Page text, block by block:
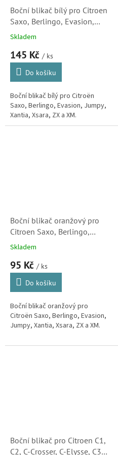
Boční blikač bílý pro Citroen
Saxo, Berlingo, Evasion,
Jumpy, Xantia, Xsara, ZX,
S2
Skladem
145 Kč / ks
Do košíku
Boční blikač bílý pro Citroën
Saxo, Berlingo, Evasion, Jumpy,
Xantia, Xsara, ZX a XM.
Boční blikač oranžový pro
Citroen Saxo, Berlingo,
Evasion, Jumpy, Xantia,
185161052)
Skladem
95 Kč / ks
Do košíku
Boční blikač oranžový pro
Citroën Saxo, Berlingo, Evasion,
Jumpy, Xantia, Xsara, ZX a XM.
Boční blikač pro Citroen C1,
C2, C-Crosser, C-Elysse, C3,